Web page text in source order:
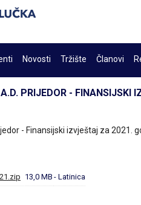
Novosti Tržište Članovi
PRIJEDOR - FINANSIJSKI
- Finansijski izvještaj za 2021.
13,0 MB - Latinica